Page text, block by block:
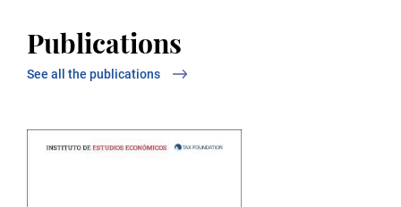
Publications
See all the publications